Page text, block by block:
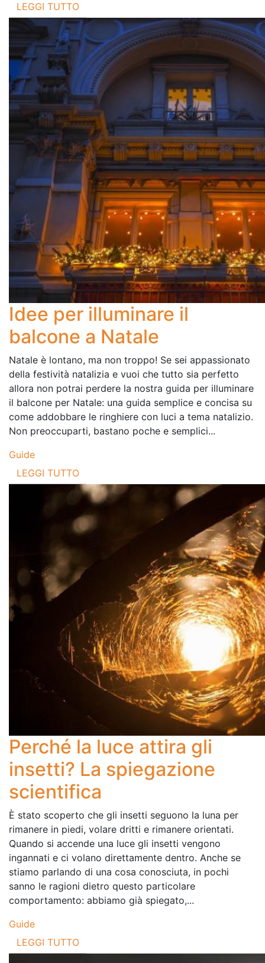
LEGGI TUTTO
Idee per illuminare il
balcone a Natale
Natale è lontano, ma non troppo! Se sei appassionato
della festività natalizia e vuoi che tutto sia perfetto
allora non potrai perdere la nostra guida per illuminare
il balcone per Natale: una guida semplice e concisa su
come addobbare le ringhiere con luci a tema natalizio.
Non preoccuparti, bastano poche e semplici...
Guide
LEGGI TUTTO
Perché la luce attira gli
insetti? La spiegazione
scientifica
È stato scoperto che gli insetti seguono la luna per
rimanere in piedi, volare dritti e rimanere orientati.
Quando si accende una luce gli insetti vengono
ingannati e ci volano direttamente dentro. Anche se
stiamo parlando di una cosa conosciuta, in pochi
sanno le ragioni dietro questo particolare
comportamento: abbiamo già spiegato,...
Guide
LEGGI TUTTO